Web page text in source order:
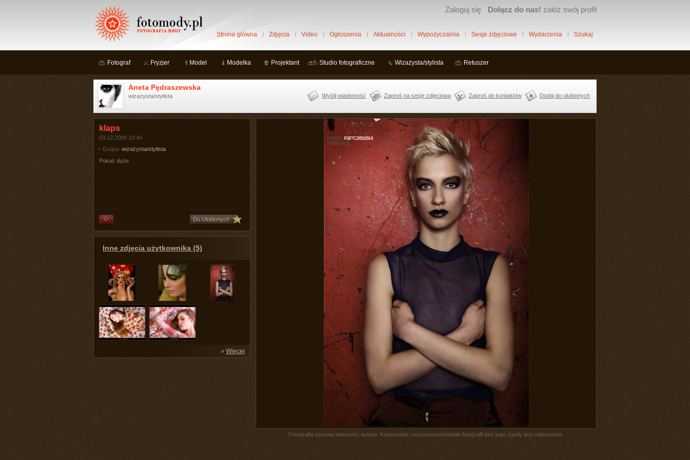
Zaloguj się Dołącz do nas! załóż swój profil
Strona główna Zdjęcia Video Ogłoszenia Aktualności Wypożyczalnia Sesje zdjęciowe Wydarzenia Szukaj
Fotograf Fryzjer Model Modelka Projektant Studio fotograficzne Wizażysta/stylista Retuszer
Aneta Pędraszewska
wizażysta/stylista Wyślij wiadomość Zaproś na sesję zdjęciową Zaproś do kontaktów Dodaj do ulubionych
klaps
03.12.2009 10:44
Grupa: wizażysta/stylista
Pokaż duże
Do Ulubionych
Inne zdjęcia użytkownika (5)
» Więcej
Fotografia stanowi własność autora. Kopiowanie i rozpowszechnianie fotografii bez jego zgody jest zabronione.